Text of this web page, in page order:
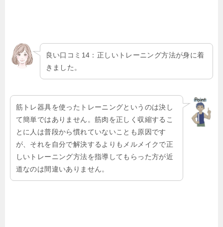
良い口コミ14：正しいトレーニング方法が身に着
きました。
筋トレ器具を使ったトレーニングというのは決し
て簡単ではありません。筋肉を正しく収縮するこ
とに人は普段から慣れていないことも原因です
が、それを自分で解決するよりもメルメイクで正
しいトレーニング方法を指導してもらった方が近
道なのは間違いありません。